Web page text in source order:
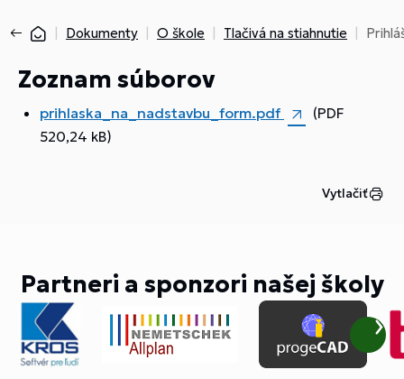
Dokumenty O škole Tlačivá na stiahnutie
Zoznam súborov
prihlaska_na_nadstavbu_form.pdf
(PDF
520,24 kB)
Vytlačiť
Partneri a sponzori našej školy